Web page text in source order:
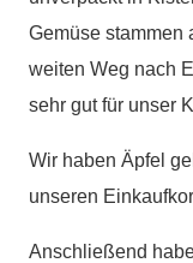
Gemüse stammen
weiten Weg nach
sehr gut für unser
Wir haben Äpfel
unseren
Anschließend